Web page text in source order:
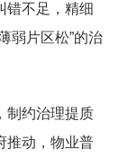
错不足，精细
弱片区松”的治
制约治理提质
推动，物业普